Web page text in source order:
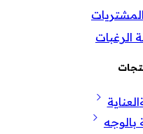
الرغبات
العناية
بالوجه